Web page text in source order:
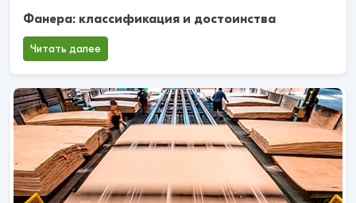
Фанера: классификация и достоинства
Читать далее